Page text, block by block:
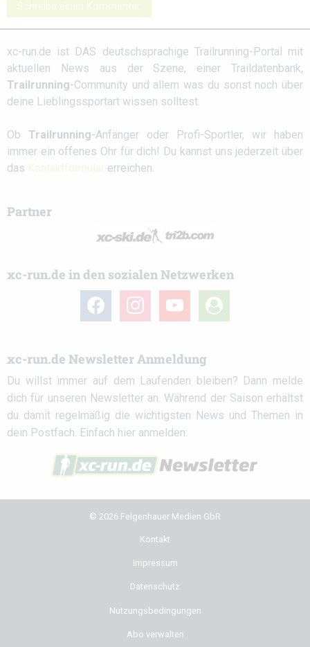
Schreibe einen Kommentar
xc-run.de ist DAS deutschsprachige Trailrunning-Portal mit
aktuellen News aus der Szene, einer Traildatenbank,
Trailrunning-Community und allem was du sonst noch über
deine Lieblingssportart wissen solltest.
Ob Trailrunning-Anfänger oder Profi-Sportler, wir haben
immer ein offenes Ohr für dich! Du kannst uns jederzeit über
das Kontaktformular erreichen.
Partner
xc-run.de in den sozialen Netzwerken
facebook instagramyoutube
user-
circle
xc-run.de Newsletter Anmeldung
Du willst immer auf dem Laufenden bleiben? Dann melde
dich für unseren Newsletter an. Während der Saison erhältst
du damit regelmäßig die wichtigsten News und Themen in
dein Postfach. Einfach hier anmelden:
© 2026 Felgenhauer Medien GbR
Kontakt
Impressum
Datenschutz
Nutzungsbedingungen
Abo verwalten